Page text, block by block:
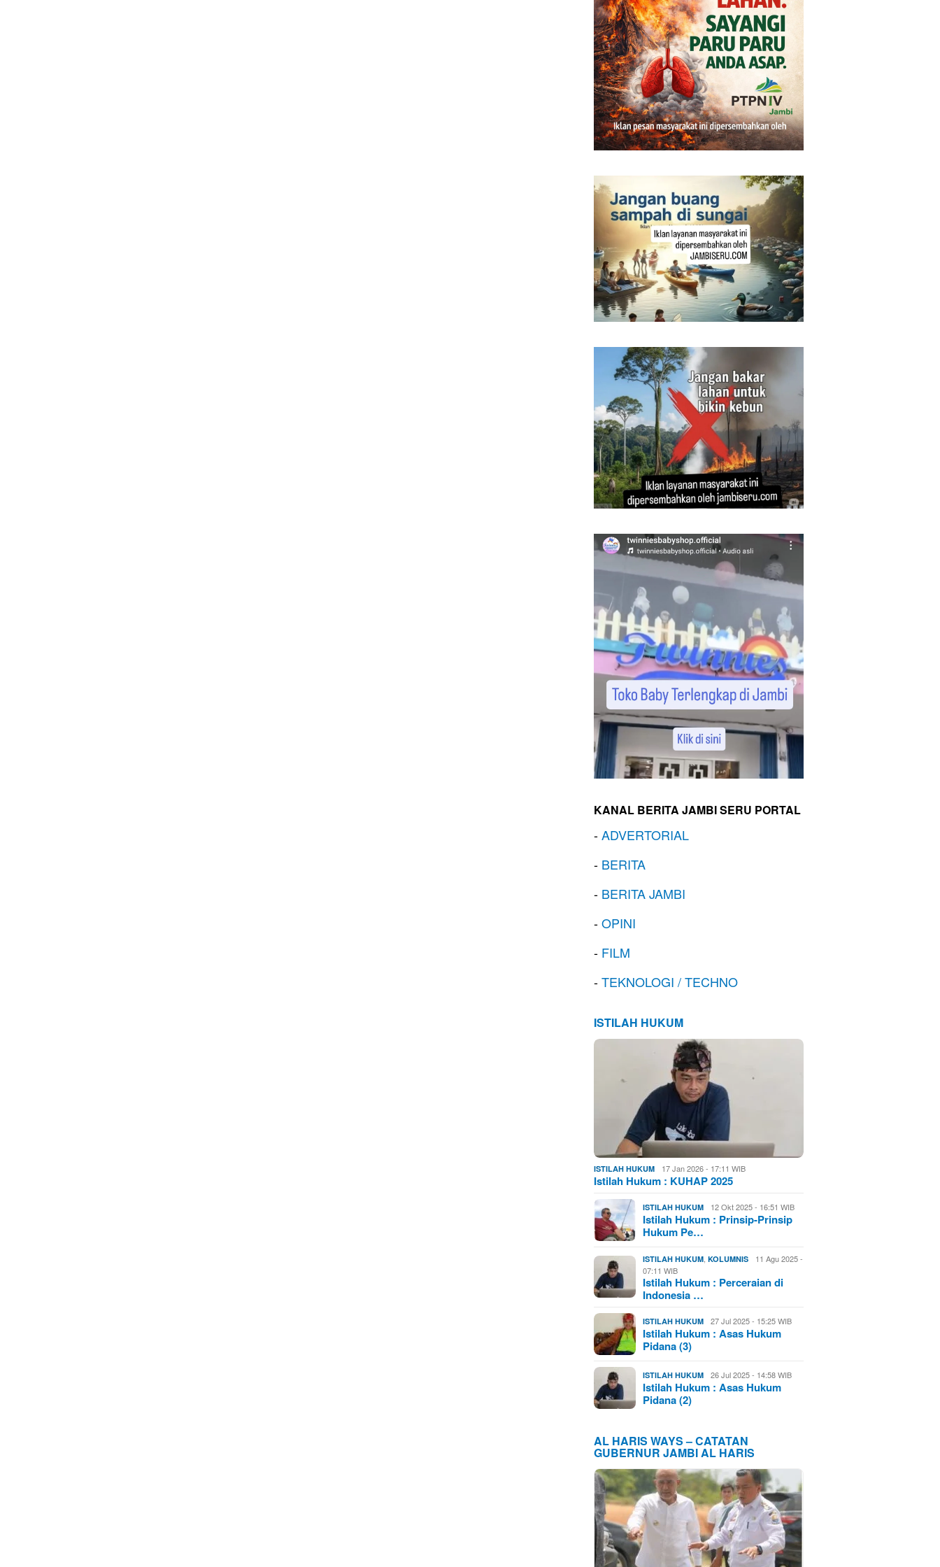
KANAL BERITA JAMBI SERU PORTAL
-ADVERTORIAL
- BERITA
- BERITA JAMBI
-OPINI
- FILM
-TEKNOLOGI / TECHNO
ISTILAH HUKUM
ISTILAH HUKUM 17 Jan 2026 - 17:11 WIB
Istilah Hukum : KUHAP 2025
ISTILAH HUKUM 12 Okt 2025 - 16:51 WIB
Istilah Hukum : Prinsip-Prinsip
Hukum Pe…
ISTILAH HUKUM ,KOLUMNIS
11 Agu 2025 -
07:11 WIB
Istilah Hukum : Perceraian di
Indonesia …
ISTILAH HUKUM 27 Jul 2025 - 15:25 WIB
Istilah Hukum : Asas Hukum
Pidana (3)
ISTILAH HUKUM 26 Jul 2025 - 14:58 WIB
Istilah Hukum : Asas Hukum
Pidana (2)
AL HARIS WAYS – CATATAN
GUBERNUR JAMBI AL HARIS